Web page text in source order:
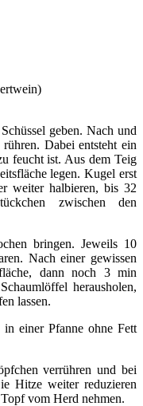
geben. Nach und
Dabei entsteht ein
feucht ist. Aus dem Teig
legen. Kugel erst
weiter halbieren, bis 32
zwischen den
bringen. Jeweils 10
Nach einer gewissen
dann noch 3 min
herausholen,
lassen.
einer Pfanne ohne Fett
verrühren und bei
Hitze weiter reduzieren
vom Herd nehmen.